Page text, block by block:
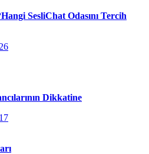
SesliChat Odasını Tercih
Dikkatine